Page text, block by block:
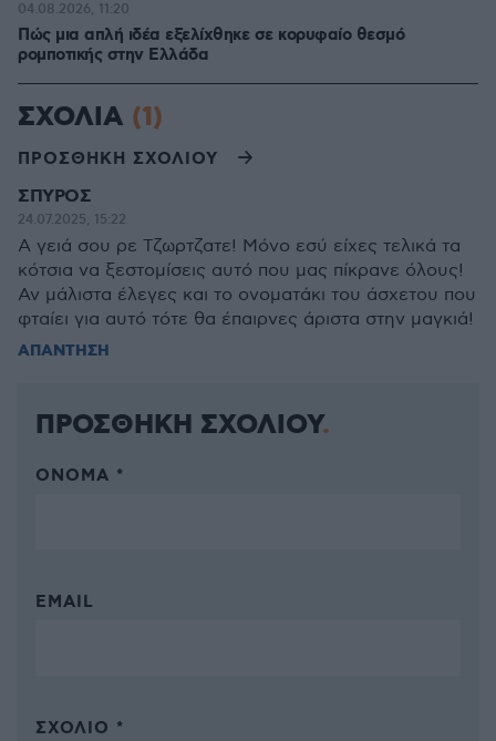
Πώς μια απλή ιδέα εξελίχθηκε σε κορυφαίο θεσμό
ρομποτικής στην Ελλάδα
04.08.2026, 11:20
ΣΧΟΛΙΑ (1)
ΠΡΟΣΘΗΚΗ ΣΧΟΛΙΟΥ
ΣΠΥΡΟΣ
24.07.2025, 15:22
Α γειά σου ρε Τζωρτζατε! Μόνο εσύ είχες τελικά τα
κότσια να ξεστομίσεις αυτό που μας πίκρανε όλους!
Αν μάλιστα έλεγες και το ονοματάκι του άσχετου που
φταίει για αυτό τότε θα έπαιρνες άριστα στην μαγκιά!
ΑΠΑΝΤΗΣΗ
ΠΡΟΣΘΗΚΗ ΣΧΟΛΙΟΥ
ΌΝΟΜΑ *
EMAIL
ΣΧΌΛΙΟ *